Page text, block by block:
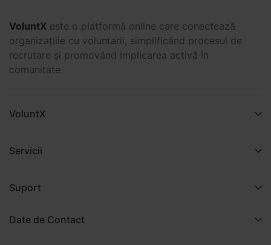
VoluntX este o platformă online care conectează
organizațiile cu voluntarii, simplificând procesul de
recrutare și promovând implicarea activă în
comunitate.
VoluntX
Servicii
Suport
Date de Contact